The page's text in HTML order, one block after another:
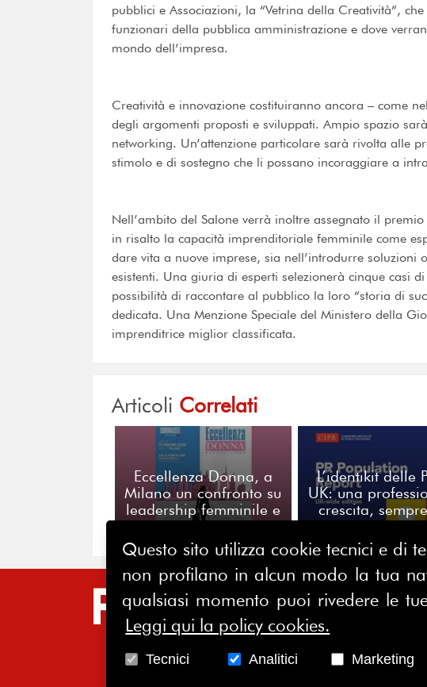
pubblici e Associazioni, la “Vetrina della Creatività”,
funzionari della pubblica amministrazione e dove
mondo dell’impresa.
Creatività e innovazione costituiranno ancora – come
degli argomenti proposti e sviluppati. Ampio spazio
networking. Un’attenzione particolare sarà rivolta alle
stimolo e di sostegno che li possano incoraggiare a
Nell’ambito del Salone verrà inoltre assegnato il
in risalto la capacità imprenditoriale femminile come
dare vita a nuove imprese, sia nell’introdurre soluzioni
esistenti. Una giuria di esperti selezionerà cinque casi
possibilità di raccontare al pubblico la loro “storia di
dedicata. Una Menzione Speciale del Ministero della
imprenditrice miglior classificata.
Articoli Correlati
Eccellenza Donna, a
Milano un confronto su
leadership femminile e
lavoro
L’identikit delle
UK: una
crescita,
giovane e al
SITE MAP
CHI SIAMO
Questo sito utilizza cookie tecnici e di
non profilano in alcun modo la tua
qualsiasi momento puoi rivedere le
Leggi qui la policy cookies.
Tecnici Analitici Marketing